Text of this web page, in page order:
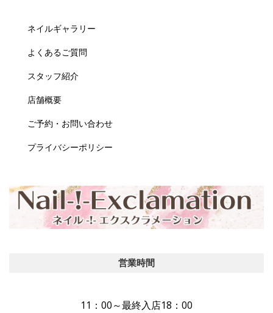
ネイルギャラリー
よくあるご質問
スタッフ紹介
店舗概要
ご予約・お問い合わせ
プライバシーポリシー
営業時間
11：00～最終入店18：00